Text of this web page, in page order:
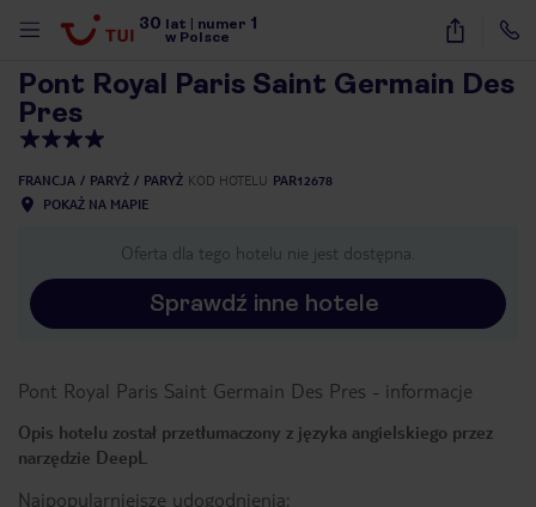
30 lat numer 1
w Polsce
40
Pont Royal Paris Saint Germain Des
Pres
FRANCJA PARYŻ PARYŻ KOD HOTELU PAR12678
POKAŻ NA MAPIE
Oferta dla tego hotelu nie jest dostępna.
Sprawdź inne hotele
Pont Royal Paris Saint Germain Des Pres - informacje
Opis hotelu został przetłumaczony z języka angielskiego przez
narzędzie DeepL
Najpopularniejsze udogodnienia: